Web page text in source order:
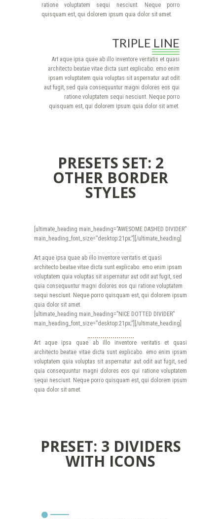
ratione voluptatem sequi nesciunt. Neque porro
quisquam est, qui dolorem ipsum quia dolor sit amet.
TRIPLE LINE
Art aque ipsa quae ab illo inventore veritatis et quasi
architecto beatae vitae dicta sunt explicabo. emo enim
ipsam voluptatem quia voluptas sit aspernatur aut odit
aut fugit, sed quia consequuntur magni dolores eos qui
ratione voluptatem sequi nesciunt. Neque porro
quisquam est, qui dolorem ipsum quia dolor sit amet.
PRESETS SET: 2
OTHER BORDER
STYLES
[ultimate_heading main_heading=”AWESOME DASHED DIVIDER”
main_heading_font_size=”desktop:21px;”][/ultimate_heading]
Art aque ipsa quae ab illo inventore veritatis et quasi
architecto beatae vitae dicta sunt explicabo. emo enim ipsam
voluptatem quia voluptas sit aspernatur aut odit aut fugit, sed
quia consequuntur magni dolores eos qui ratione voluptatem
sequi nesciunt. Neque porro quisquam est, qui dolorem ipsum
quia dolor sit amet.
[ultimate_heading main_heading=”NICE DOTTED DIVIDER”
main_heading_font_size=”desktop:21px;”][/ultimate_heading]
Art aque ipsa quae ab illo inventore veritatis et quasi
architecto beatae vitae dicta sunt explicabo. emo enim ipsam
voluptatem quia voluptas sit aspernatur aut odit aut fugit, sed
quia consequuntur magni dolores eos qui ratione voluptatem
sequi nesciunt. Neque porro quisquam est, qui dolorem ipsum
quia dolor sit amet.
PRESET: 3 DIVIDERS
WITH ICONS